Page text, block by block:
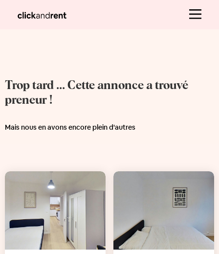
Trop tard ... Cette annonce a trouvé
preneur !
Mais nous en avons encore plein d'autres